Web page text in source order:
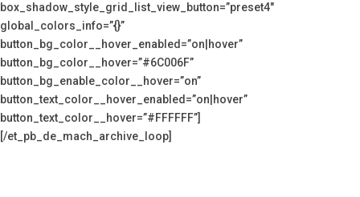
box_shadow_style_grid_list_view_button=”preset4″
global_colors_info=”{}”
button_bg_color__hover_enabled=”on|hover”
button_bg_color__hover=”#6C006F”
button_bg_enable_color__hover=”on”
button_text_color__hover_enabled=”on|hover”
button_text_color__hover=”#FFFFFF”]
[/et_pb_de_mach_archive_loop]